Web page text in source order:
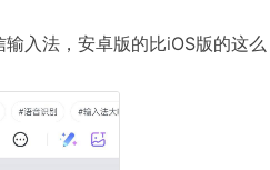
入法，安卓版的比iOS版的这么